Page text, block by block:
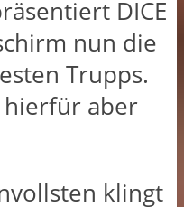
DICE
nun die
Trupps.
hierfür aber
klingt